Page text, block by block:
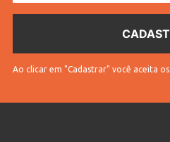
Ao clicar em "Cadastrar" você aceita os